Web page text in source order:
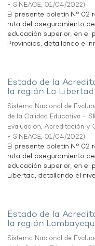
- SINEACE, 01/04/2022)
El presente boletín N° 02
ruta del aseguramiento
educación superior, en el
Provincias, detallando el
Estado de la
la región La Libertad
Sistema Nacional de
de la Calidad Educativa -
Evaluación, Acreditación y
- SINEACE, 01/04/2022)
El presente boletín N° 02
ruta del aseguramiento
educación superior, en el
Libertad, detallando el
Estado de la
la región
Sistema Nacional de